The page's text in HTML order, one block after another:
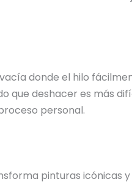
donde el hilo
deshacer es más
personal.
pinturas icónicas y